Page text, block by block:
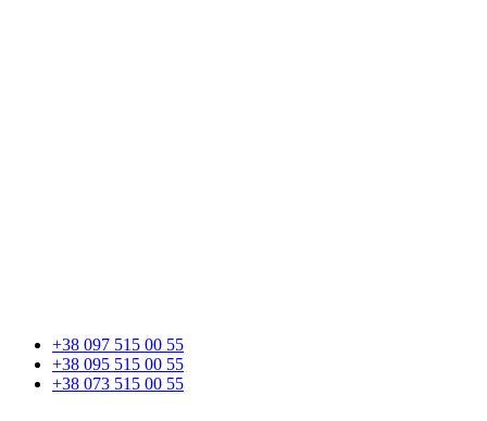
+38 097 515 00 55
+38 095 515 00 55
+38 073 515 00 55